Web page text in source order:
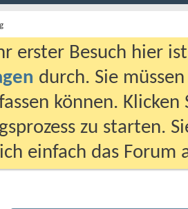
erster Besuch hier
durch. Sie
können.
zu starten.
einfach das